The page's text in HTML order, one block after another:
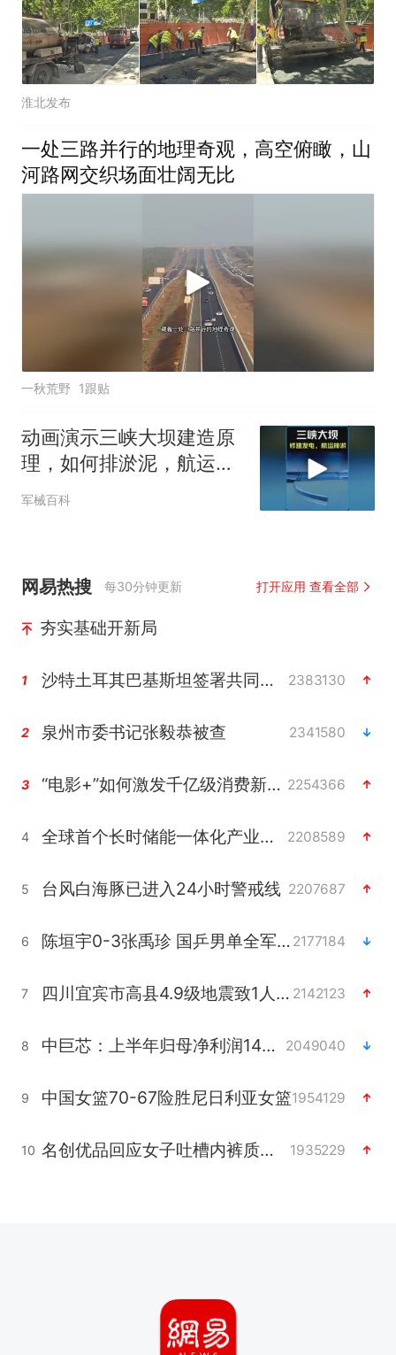
淮北发布
一处三路并行的地理奇观，高空俯瞰，山
河路网交织场面壮阔无比
一秋荒野 1跟贴
动画演示三峡大坝建造原
理，如何排淤泥，航运，
发电？ #科普知识
军械百科
网易热搜 每30分钟更新 打开应用 查看全部
夯实基础开新局
1 沙特土耳其巴基斯坦签署共同防务协议 2383130
2 泉州市委书记张毅恭被查 2341580
3 “电影+”如何激发千亿级消费新活力？ 2254366
4 全球首个长时储能一体化产业园量产 2208589
5 台风白海豚已进入24小时警戒线 2207687
6 陈垣宇0-3张禹珍 国乒男单全军覆没 2177184
7 四川宜宾市高县4.9级地震致1人死亡 2142123
8 中巨芯：上半年归母净利润1405.77万元 2049040
9 中国女篮70-67险胜尼日利亚女篮1954129
10 名创优品回应女子吐槽内裤质量差 1935229